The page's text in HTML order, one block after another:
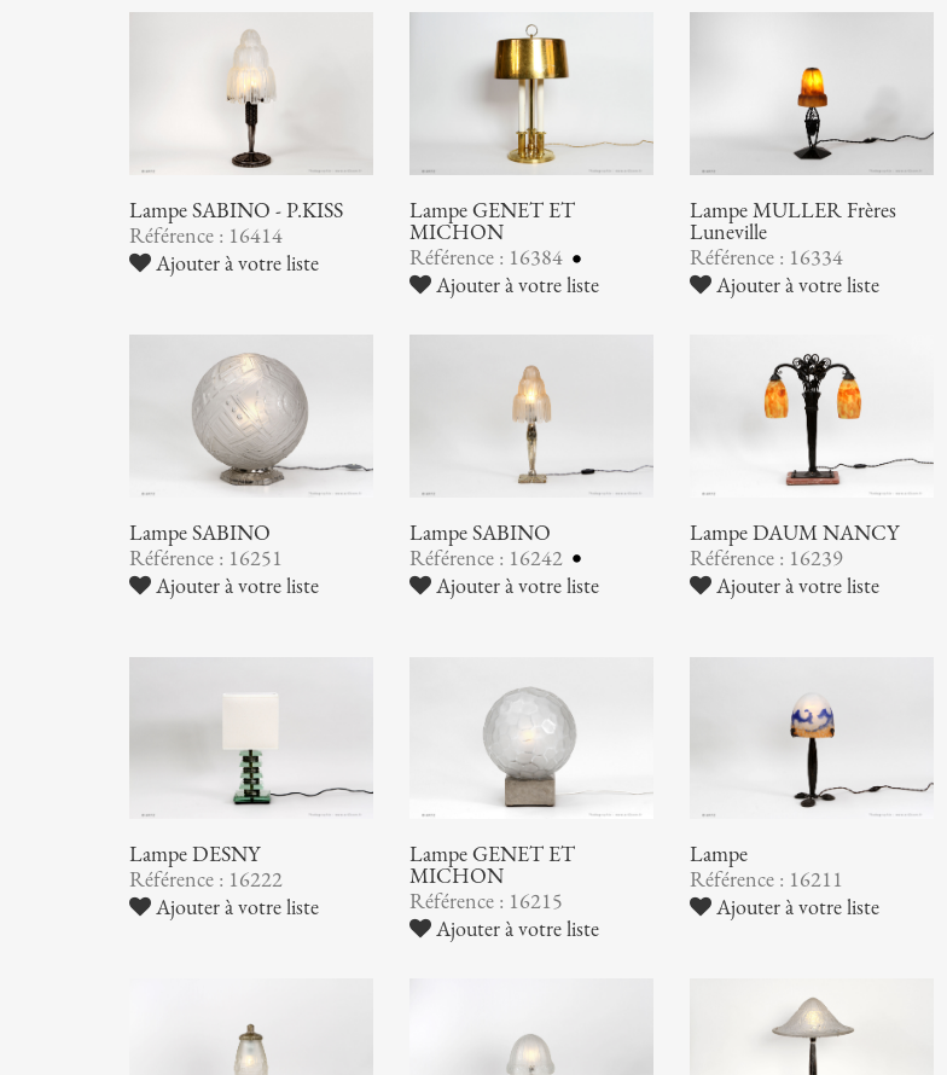
Lampe SABINO - P.KISS
Référence : 16414
Ajouter à votre liste
Lampe GENET ET
MICHON
Référence : 16384
Ajouter à votre liste
Lampe MULLER Frères
Luneville
Référence : 16334
Ajouter à votre liste
Lampe SABINO
Référence : 16251
Ajouter à votre liste
Lampe SABINO
Référence : 16242
Ajouter à votre liste
Lampe DAUM NANCY
Référence : 16239
Ajouter à votre liste
Lampe DESNY
Référence : 16222
Ajouter à votre liste
Lampe GENET ET
MICHON
Référence : 16215
Ajouter à votre liste
Lampe
Référence : 16211
Ajouter à votre liste